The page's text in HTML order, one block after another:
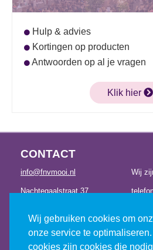
Wij gebruiken cookies om
onze service te
cookies zijn cookies die
Hulp & advies
Kortingen op producten
Antwoorden op al je vragen
Klik hier
CONTACT
info@fnvmooi.nl
Nachtegaalstraat 37
030 – 23 14 221
Wij
17.00